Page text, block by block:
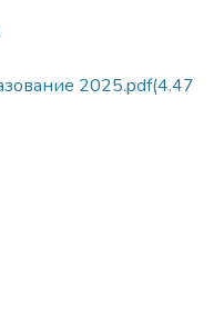
2025.pdf(4.47